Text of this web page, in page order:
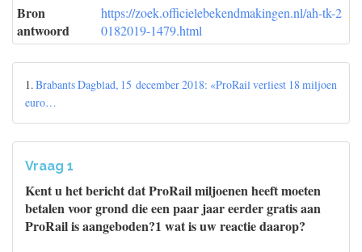
Bron
antwoord
https://zoek.officielebekendmakingen.nl/ah-tk-2
0182019-1479.html
1.Brabants Dagblad, 15 december 2018: «ProRail verliest 18 miljoen
euro…
Vraag 1
Kent u het bericht dat ProRail miljoenen heeft moeten
betalen voor grond die een paar jaar eerder gratis aan
ProRail is aangeboden?1 wat is uw reactie daarop?